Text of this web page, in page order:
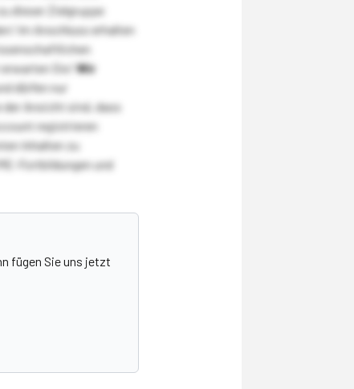
dieser Zielgruppe
Im Anschluss erhalten
erwarten Sie!Wir
dürfen nur
Ansicht sind, dass
registrieren
Inhalten zu
Fortbildungen und
fügen Sie uns jetzt